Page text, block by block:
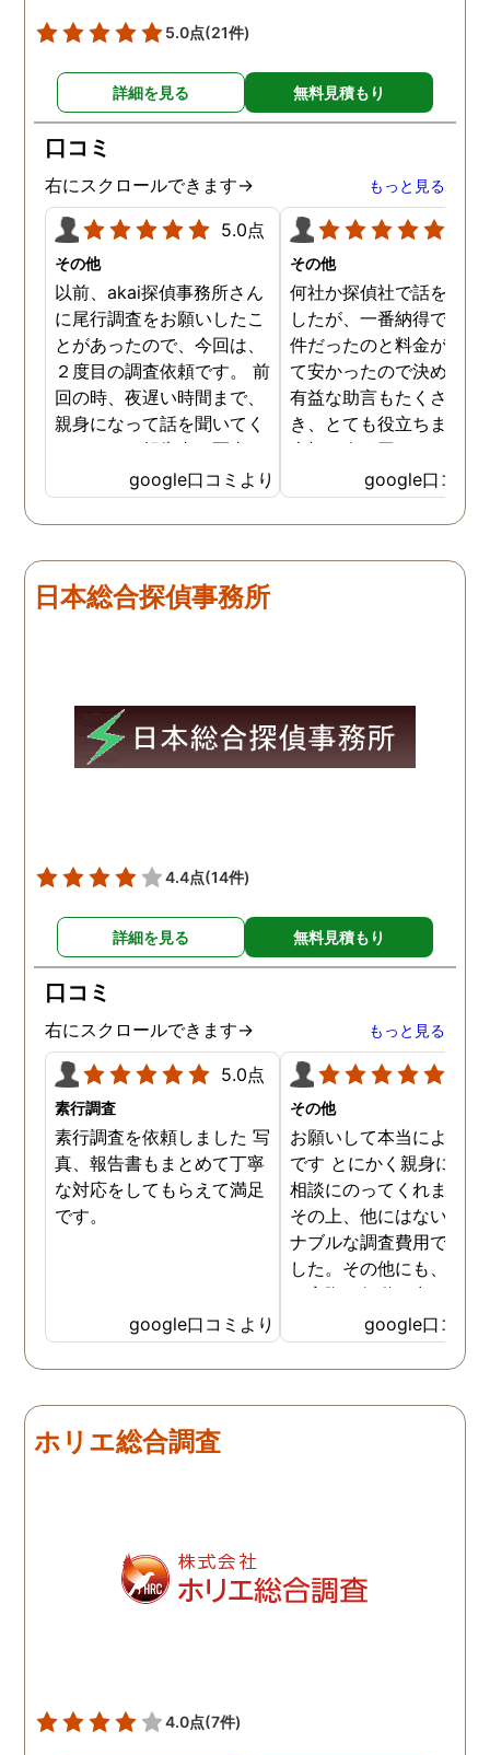
5.0点(21件)
詳細を見る 無料見積もり
口コミ
右にスクロールできます→ もっと見る
5.0点
その他
以前、akai探偵事務所さん
に尾行調査をお願いしたこ
とがあったので、今回は、
２度目の調査依頼です。 前
回の時、夜遅い時間まで、
親身になって話を聞いてく
れたのと、報告書の写真
が、場所が悪かったのに、
とても鮮明に写っていたの
で、再度、調査をお願いさ
度、自分でも行動パターン
の把握をしていましたが、
ズでした。 とくに、急なお
願いの時に人員を手配して
頂き、ホテルからの証拠を
後の事についてアドバイス
る探偵事務所さんだと、あ
らためて思いました。 事務
所の皆様にお世話になった
ので、クチコミの方書かせ
ていただきます。ありがと
うございました。
google口コミより
その他
何社か探偵社で話を聞き
したが、一番納得できる
件だったのと料金が比較
て安かったので決めまし
有益な助言もたくさん頂
き、とても役立ちました
大切な人が困っていたら
番に紹介したいと思える
偵事務所です
google口コミ
日本総合探偵事務所
4.4点(14件)
詳細を見る 無料見積もり
口コミ
右にスクロールできます→ もっと見る
5.0点
素行調査
素行調査を依頼しました 写
真、報告書もまとめて丁寧
な対応をしてもらえて満足
です。
google口コミより
その他
お願いして本当によかっ
です とにかく親身にな
相談にのってくれました
その上、他にはないリー
ナブルな調査費用で済み
した。その他にも、相談
ら実際に行動に出て頂い
のが、スゴく早く問題を
決していただき、大変助
りました。 次回も是非
しろ最初の相談の段階が
google口コミ
ホリエ総合調査
4.0点(7件)